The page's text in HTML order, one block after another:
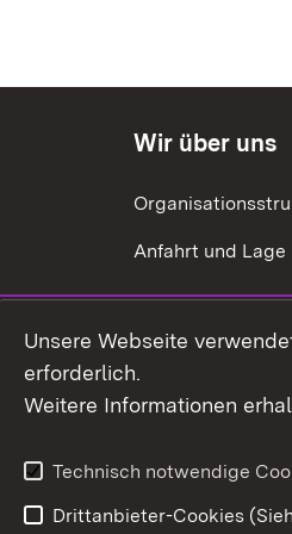
Wir über uns
Anfahrt und Lage
Unsere Webseite
erforderlich.
Weitere Informationen
Technisch notwendige
Drittanbieter-Cookies